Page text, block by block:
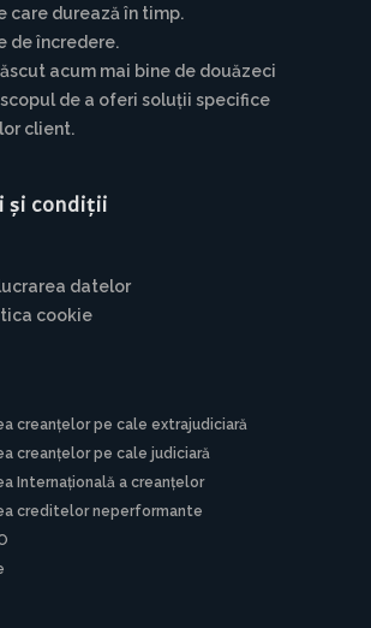
care durează în timp.
de încredere.
acum mai bine de douăzeci
de a oferi soluții specifice
client.
și condiții
datelor
cookie
creanțelor pe cale extrajudiciară
creanțelor pe cale judiciară
Internațională a creanțelor
creditelor neperformante